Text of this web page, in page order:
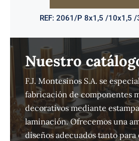
REF: 2061/P 8x1,5 /10x1,5 /
Nuestro
F.J. Montesinos S.A. se
fabricación de componentes
decorativos mediante
laminación. Ofrecemos una
diseños adecuados tanto para